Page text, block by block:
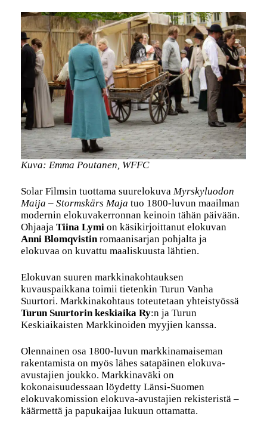
Kuva: Emma Poutanen, WFFC
Solar Filmsin tuottama suurelokuva Myrskyluodon
Maija – Stormskärs Maja tuo 1800-luvun maailman
modernin elokuvakerronnan keinoin tähän päivään.
Ohjaaja Tiina Lymion käsikirjoittanut elokuvan
Anni Blomqvistinromaanisarjan pohjalta ja
elokuvaa on kuvattu maaliskuusta lähtien.
Elokuvan suuren markkinakohtauksen
kuvauspaikkana toimii tietenkin Turun Vanha
Suurtori. Markkinakohtaus toteutetaan yhteistyössä
Turun Suurtorin keskiaika Ry:n ja Turun
Keskiaikaisten Markkinoiden myyjien kanssa.
Olennainen osa 1800-luvun markkinamaiseman
rakentamista on myös lähes satapäinen elokuva-
avustajien joukko. Markkinaväki on
kokonaisuudessaan löydetty Länsi-Suomen
elokuvakomission elokuva-avustajien rekisteristä –
käärmettä ja papukaijaa lukuun ottamatta.